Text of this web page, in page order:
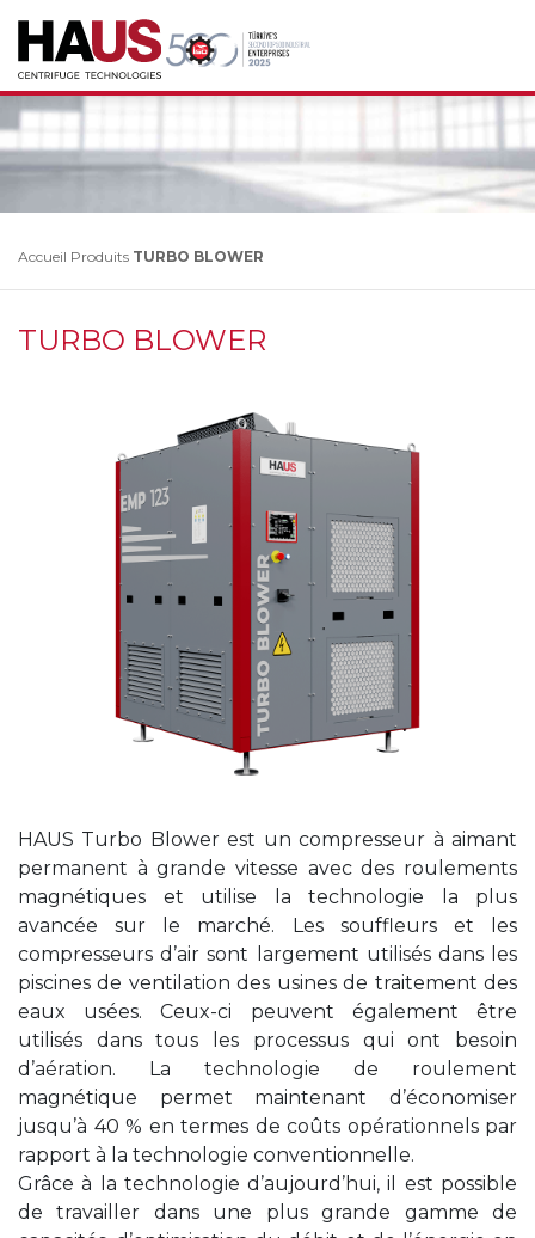
Accueil Produits TURBO BLOWER
TURBO BLOWER
HAUS Turbo Blower est un compresseur à aimant
permanent à grande vitesse avec des roulements
magnétiques et utilise la technologie la plus
avancée sur le marché. Les souffleurs et les
compresseurs d’air sont largement utilisés dans les
piscines de ventilation des usines de traitement des
eaux usées. Ceux-ci peuvent également être
utilisés dans tous les processus qui ont besoin
d’aération. La technologie de roulement
magnétique permet maintenant d’économiser
jusqu’à 40 % en termes de coûts opérationnels par
rapport à la technologie conventionnelle.
Grâce à la technologie d’aujourd’hui, il est possible
de travailler dans une plus grande gamme de